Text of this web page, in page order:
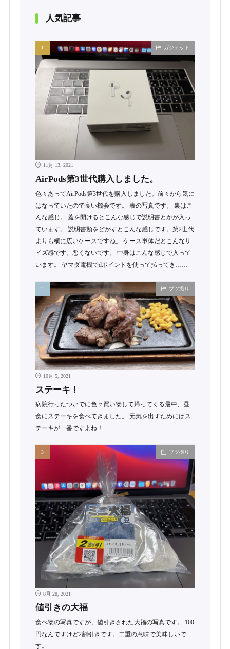
人気記事
ガジェット
11月 13, 2021
AirPods第3世代購入しました。
色々あってAirPods第3世代を購入しました。前々から気に
はなっていたので良い機会です。 表の写真です。 裏はこ
んな感じ。 蓋を開けるとこんな感じで説明書とかが入っ
ています。 説明書類をどかすとこんな感じです。第2世代
よりも横に広いケースですね。 ケース単体だとこんなサ
イズ感です。悪くないです。 中身はこんな感じで入って
います。 ヤマダ電機でdポイントを使って払ってき……
ブツ撮り
10月 5, 2021
ステーキ！
病院行ったついでに色々買い物して帰ってくる最中、昼
食にステーキを食べてきました。 元気を出すためにはス
テーキが一番ですよね！
ブツ撮り
8月 28, 2021
値引きの大福
食べ物の写真ですが、値引きされた大福の写真です。 100
円なんですけど2割引きです。二重の意味で美味しいで
す。